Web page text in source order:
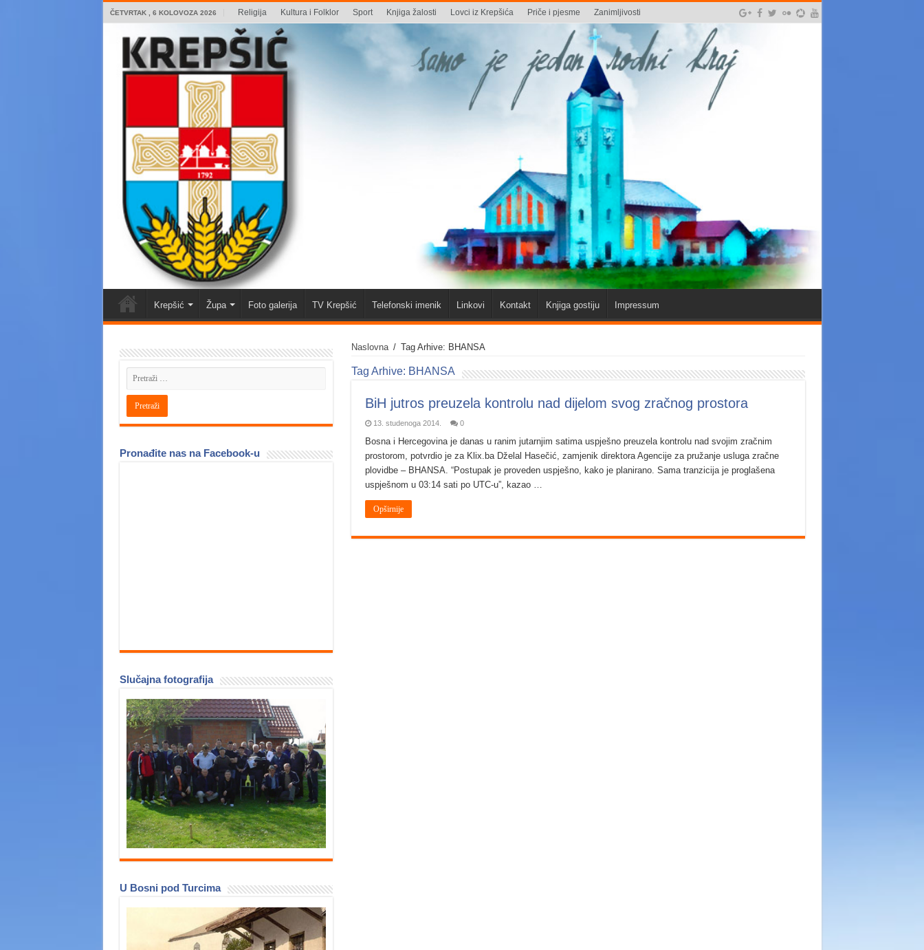
ČETVRTAK , 6 KOLOVOZA 2026 Religija Kultura i Folklor Sport Knjiga žalosti Lovci iz Krepšića Priče i pjesme Zanimljivosti
Krepšić Župa Foto galerija TV Krepšić Telefonski imenik Linkovi Kontakt Knjiga gostiju Impressum
Naslovna / Tag Arhive: BHANSA
Tag Arhive: BHANSA
BiH jutros preuzela kontrolu nad dijelom svog zračnog prostora
13. studenoga 2014. 0
Bosna i Hercegovina je danas u ranim jutarnjim satima uspješno preuzela kontrolu nad svojim zračnim
prostorom, potvrdio je za Klix.ba Dželal Hasečić, zamjenik direktora Agencije za pružanje usluga zračne
plovidbe – BHANSA. “Postupak je proveden uspješno, kako je planirano. Sama tranzicija je proglašena
uspješnom u 03:14 sati po UTC-u”, kazao …
Opširnije
Pronađite nas na Facebook-u
Slučajna fotografija
U Bosni pod Turcima